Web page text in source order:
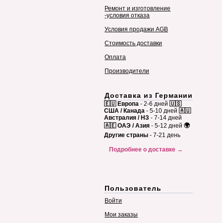
Ремонт и изготовление
-условия отказа
Условия продажи AGB
Стоимость доставки
Оплата
Производители
Доставка из Германии
🇪🇺 Европа - 2-6 дней 🇺🇸
США / Канада - 5-10 дней 🇦🇺
Австралия / НЗ - 7-14 дней
🇦🇪 ОАЭ / Азия - 5-12 дней 🌍
Другие страны - 7-21 день
Подробнее о доставке →
Пользователь
Войти
Мои заказы